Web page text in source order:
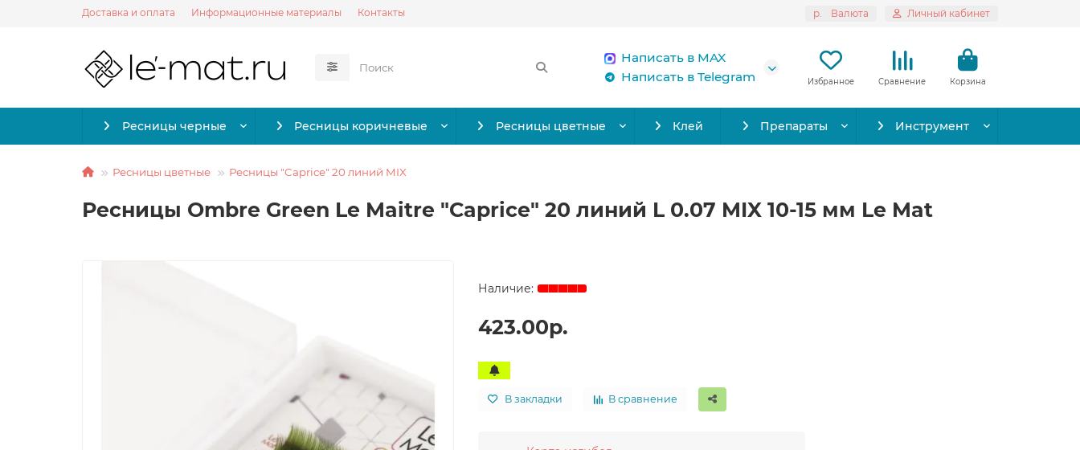
Доставка и оплата Информационные материалы Контакты р. Валюта Личный кабинет
Написать в MAX
Написать в Telegram
Избранное Сравнение Корзина
Ресницы черные Ресницы коричневые Ресницы цветные Клей Препараты Инструмент
Ресницы цветные Ресницы "Caprice" 20 линий MIX
Ресницы Ombre Green Le Maitre "Caprice" 20 линий L 0.07 MIX 10-15 мм Le Mat
423.00р.
В закладки В сравнение